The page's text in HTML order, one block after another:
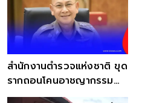
สำนักงานตำรวจแห่งชาติ ขุด
รากถอนโคนอาชญากรรม
ข้ามชาติ